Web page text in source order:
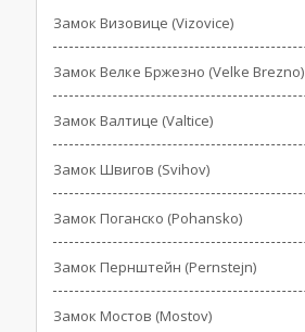
Замок Визовице (Vizovice)
Замок Велке Бржезно (Velke Brezno)
Замок Валтице (Valtice)
Замок Швигов (Svihov)
Замок Поганско (Pohansko)
Замок Пернштейн (Pernstejn)
Замок Мостов (Mostov)